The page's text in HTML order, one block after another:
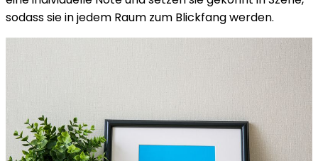
sodass sie in jedem Raum zum Blickfang werden.